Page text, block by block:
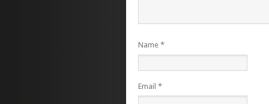
Name *
Email *